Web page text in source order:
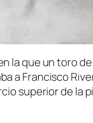
la que un toro
a Francisco
superior de